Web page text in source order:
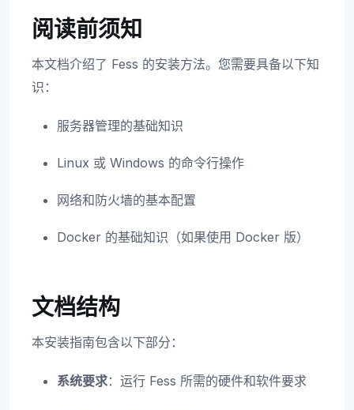
阅读前须知
本文档介绍了 Fess 的安装方法。您需要具备以下知
识：
服务器管理的基础知识
Linux 或 Windows 的命令行操作
网络和防火墙的基本配置
Docker 的基础知识（如果使用 Docker 版）
文档结构
本安装指南包含以下部分：
系统要求：运行 Fess 所需的硬件和软件要求